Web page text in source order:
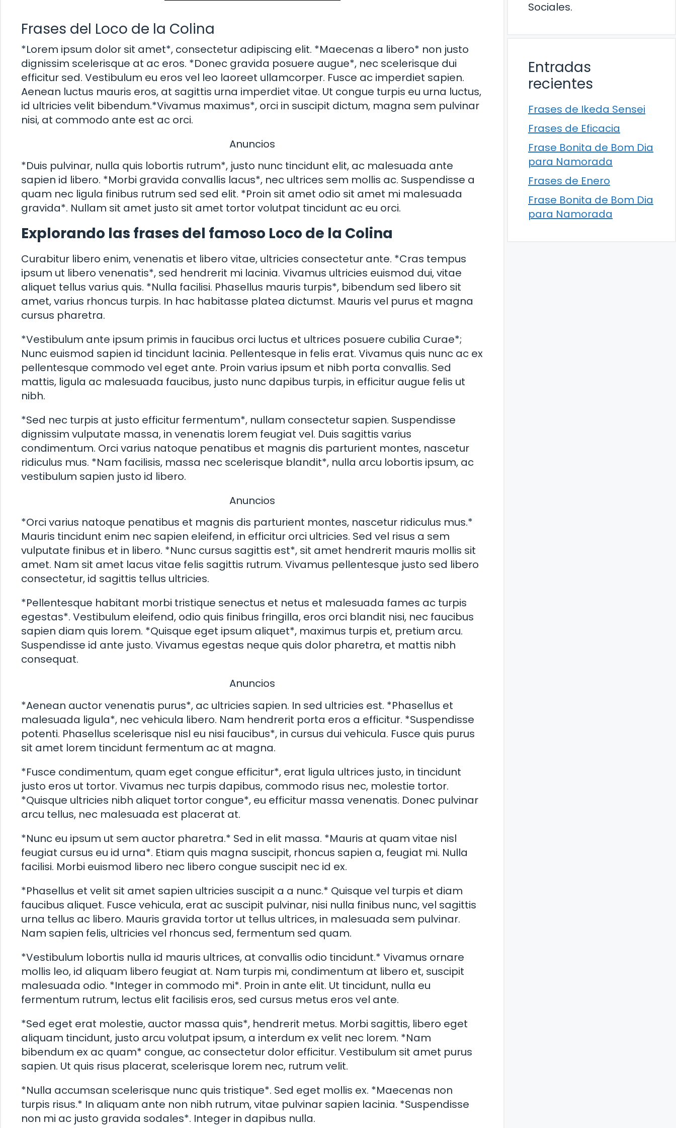
Frases del Loco de la Colina
*Lorem ipsum dolor sit amet*, consectetur adipiscing elit. *Maecenas a libero* non justo
dignissim scelerisque at ac eros. *Donec gravida posuere augue*, nec scelerisque dui
efficitur sed. Vestibulum eu eros vel leo laoreet ullamcorper. Fusce ac imperdiet sapien.
Aenean luctus mauris eros, at sagittis urna imperdiet vitae. Ut congue turpis eu urna luctus,
id ultricies velit bibendum.*Vivamus maximus*, orci in suscipit dictum, magna sem pulvinar
nisi, at commodo ante est ac orci.
Anuncios
*Duis pulvinar, nulla quis lobortis rutrum*, justo nunc tincidunt elit, ac malesuada ante
sapien id libero. *Morbi gravida convallis lacus*, nec ultrices sem mollis ac. Suspendisse a
quam nec ligula finibus rutrum sed sed elit. *Proin sit amet odio sit amet mi malesuada
gravida*. Nullam sit amet justo sit amet tortor volutpat tincidunt ac eu orci.
Explorando las frases del famoso Loco de la Colina
Curabitur libero enim, venenatis et libero vitae, ultricies consectetur ante. *Cras tempus
ipsum ut libero venenatis*, sed hendrerit mi lacinia. Vivamus ultricies euismod dui, vitae
aliquet tellus varius quis. *Nulla facilisi. Phasellus mauris turpis*, bibendum sed libero sit
amet, varius rhoncus turpis. In hac habitasse platea dictumst. Mauris vel purus et magna
cursus pharetra.
*Vestibulum ante ipsum primis in faucibus orci luctus et ultrices posuere cubilia Curae*;
Nunc euismod sapien id tincidunt lacinia. Pellentesque in felis erat. Vivamus quis nunc ac ex
pellentesque commodo vel eget ante. Proin varius ipsum et nibh porta convallis. Sed
mattis, ligula ac malesuada faucibus, justo nunc dapibus turpis, in efficitur augue felis ut
nibh.
*Sed nec turpis at justo efficitur fermentum*, nullam consectetur sapien. Suspendisse
dignissim vulputate massa, in venenatis lorem feugiat vel. Duis sagittis varius
condimentum. Orci varius natoque penatibus et magnis dis parturient montes, nascetur
ridiculus mus. *Nam facilisis, massa nec scelerisque blandit*, nulla arcu lobortis ipsum, ac
vestibulum sapien justo id libero.
Anuncios
*Orci varius natoque penatibus et magnis dis parturient montes, nascetur ridiculus mus.*
Mauris tincidunt enim nec sapien eleifend, in efficitur orci ultricies. Sed vel risus a sem
vulputate finibus et in libero. *Nunc cursus sagittis est*, sit amet hendrerit mauris mollis sit
amet. Nam sit amet lacus vitae felis sagittis rutrum. Vivamus pellentesque justo sed libero
consectetur, id sagittis tellus ultricies.
*Pellentesque habitant morbi tristique senectus et netus et malesuada fames ac turpis
egestas*. Vestibulum eleifend, odio quis finibus fringilla, eros orci blandit nisi, nec faucibus
sapien diam quis lorem. *Quisque eget ipsum aliquet*, maximus turpis et, pretium arcu.
Suspendisse id ante justo. Vivamus egestas neque quis dolor pharetra, et mattis nibh
consequat.
Anuncios
*Aenean auctor venenatis purus*, ac ultricies sapien. In sed ultricies est. *Phasellus et
malesuada ligula*, nec vehicula libero. Nam hendrerit porta eros a efficitur. *Suspendisse
potenti. Phasellus scelerisque nisl eu nisi faucibus*, in cursus dui vehicula. Fusce quis purus
sit amet lorem tincidunt fermentum ac at magna.
*Fusce condimentum, quam eget congue efficitur*, erat ligula ultrices justo, in tincidunt
justo eros ut tortor. Vivamus nec turpis dapibus, commodo risus nec, molestie tortor.
*Quisque ultricies nibh aliquet tortor congue*, eu efficitur massa venenatis. Donec pulvinar
arcu tellus, nec malesuada est placerat at.
*Nunc eu ipsum ut sem auctor pharetra.* Sed in elit massa. *Mauris at quam vitae nisl
feugiat cursus eu id urna*. Etiam quis magna suscipit, rhoncus sapien a, feugiat mi. Nulla
facilisi. Morbi euismod libero nec libero congue suscipit nec id ex.
*Phasellus et velit sit amet sapien ultricies suscipit a a nunc.* Quisque vel turpis et diam
faucibus aliquet. Fusce vehicula, erat ac suscipit pulvinar, nisi nulla finibus nunc, vel sagittis
urna tellus ac libero. Mauris gravida tortor ut tellus ultrices, in malesuada sem pulvinar.
Nam sapien felis, ultricies vel rhoncus sed, fermentum sed quam.
*Vestibulum lobortis nulla id mauris ultrices, at convallis odio tincidunt.* Vivamus ornare
mollis leo, id aliquam libero feugiat at. Nam turpis mi, condimentum at libero et, suscipit
malesuada odio. *Integer in commodo mi*. Proin in ante elit. Ut tincidunt, nulla eu
fermentum rutrum, lectus elit facilisis eros, sed cursus metus eros vel ante.
*Sed eget erat molestie, auctor massa quis*, hendrerit metus. Morbi sagittis, libero eget
aliquam tincidunt, justo arcu volutpat ipsum, a interdum ex velit nec lorem. *Nam
bibendum ex ac quam* congue, ac consectetur dolor efficitur. Vestibulum sit amet purus
sapien. Ut quis risus placerat, scelerisque lorem nec, rutrum velit.
*Nulla accumsan scelerisque nunc quis tristique*. Sed eget mollis ex. *Maecenas non
turpis risus.* In aliquam ante non nibh rutrum, vitae pulvinar sapien lacinia. *Suspendisse
non mi ac justo gravida sodales*. Integer in dapibus nulla.
Sociales.
Entradas
recientes
Frases de Ikeda Sensei
Frases de Eficacia
Frase Bonita de Bom Dia
para Namorada
Frases de Enero
Frase Bonita de Bom Dia
para Namorada